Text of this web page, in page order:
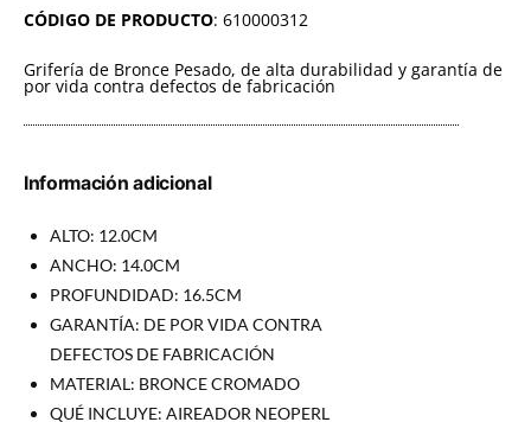
CÓDIGO DE PRODUCTO: 610000312
Grifería de Bronce Pesado, de alta durabilidad y garantía de
por vida contra defectos de fabricación
Información adicional
ALTO: 12.0CM
ANCHO: 14.0CM
PROFUNDIDAD: 16.5CM
GARANTÍA: DE POR VIDA CONTRA
DEFECTOS DE FABRICACIÓN
MATERIAL: BRONCE CROMADO
QUÉ INCLUYE: AIREADOR NEOPERL